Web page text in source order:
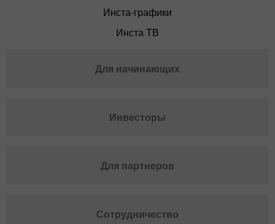
Инста-графики
Инста ТВ
Для начинающих
Инвесторы
Для партнеров
Сотрудничество